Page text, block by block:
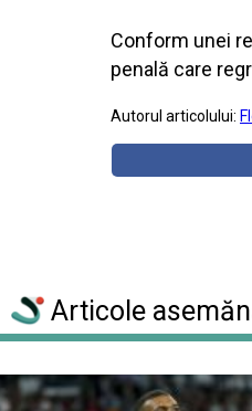
Conform unei
penală care
Autorul articolului:
Articole